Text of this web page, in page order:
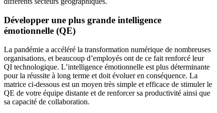
Développer une plus grande intelligence
émotionnelle (QE)
La pandémie a accéléré la transformation numérique de nombreuses
organisations, et beaucoup d’employés ont de ce fait renforcé leur
QI technologique. L’intelligence émotionnelle est plus déterminante
pour la réussite à long terme et doit évoluer en conséquence. La
matrice ci-dessous est un moyen très simple et efficace de stimuler le
QE de votre équipe distante et de renforcer sa productivité ainsi que
sa capacité de collaboration.